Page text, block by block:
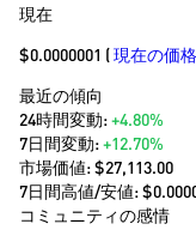
現在
$0.0000001 (現在の価
最近の傾向
24時間変動:+4.80%
7日間変動:+12.70%
市場価値:$27,113.00
7日間高値/安値: $
コミュニティの感情